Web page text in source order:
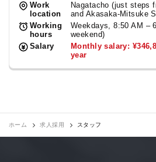
Work
location
Nagatacho (just steps
and Akasaka-Mitsuke
Working
hours
Weekdays, 8:50 AM –
weekend)
Salary
Monthly salary:
year
ホーム 求人採用 スタッフ